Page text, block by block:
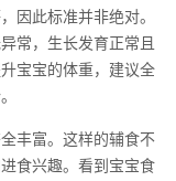
因此标准并非绝对。
常，生长发育正常且
宝宝的体重，建议全
丰富。这样的辅食不
食兴趣。看到宝宝食